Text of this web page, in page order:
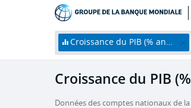
Croissance du PIB (% annuel)
Croissance du PIB
Données des comptes nationaux de